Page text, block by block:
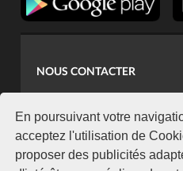
En poursuivant votre
acceptez l'utilisation de
proposer des publicités
NOUS CONTACTER
koaci@yahoo.fr
+225 07 08 85 52 93